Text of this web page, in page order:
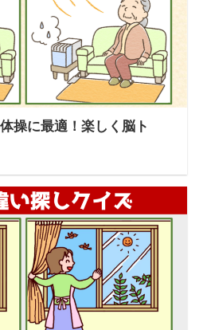
操に最適！楽しく脳ト